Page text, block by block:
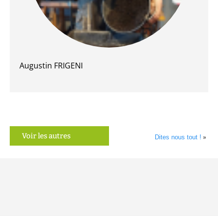
Augustin FRIGENI
Voir les autres Dites nous tout ! »